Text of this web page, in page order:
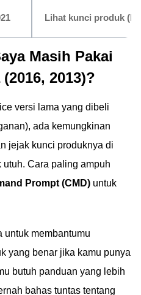
Lihat kunci produk
Masih Pakai
2013)?
versi lama yang dibeli
ada kemungkinan
jejak kunci produknya di
utuh. Cara paling ampuh
Prompt (CMD) untuk
untuk membantumu
yang benar jika kamu punya
butuh panduan yang lebih
bahas tuntas tentang